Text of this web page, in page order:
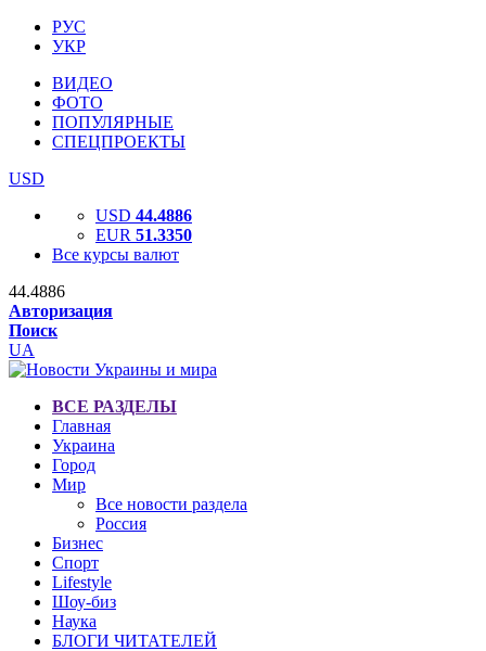
РУС
УКР
ВИДЕО
ФОТО
ПОПУЛЯРНЫЕ
СПЕЦПРОЕКТЫ
USD
USD 44.4886
EUR 51.3350
Все курсы валют
44.4886
Авторизация
Поиск
UA
ВСЕ РАЗДЕЛЫ
Главная
Украина
Город
Мир
Все новости раздела
Россия
Бизнес
Спорт
Lifestyle
Шоу-биз
Наука
БЛОГИ ЧИТАТЕЛЕЙ